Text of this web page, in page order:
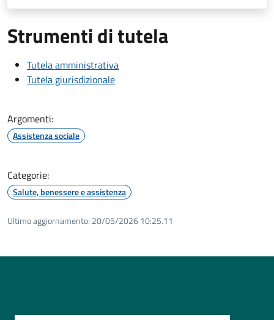
Strumenti di tutela
Tutela amministrativa
Tutela giurisdizionale
Argomenti:
Assistenza sociale
Categorie:
Salute, benessere e assistenza
Ultimo aggiornamento: 20/05/2026 10:25.11